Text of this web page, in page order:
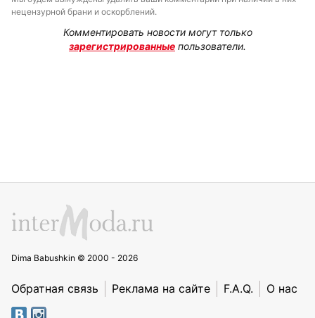
нецензурной брани и оскорблений.
Комментировать новости могут только
зарегистрированные пользователи.
Dima Babushkin © 2000 - 2026
Обратная связь Реклама на сайте F.A.Q. О нас